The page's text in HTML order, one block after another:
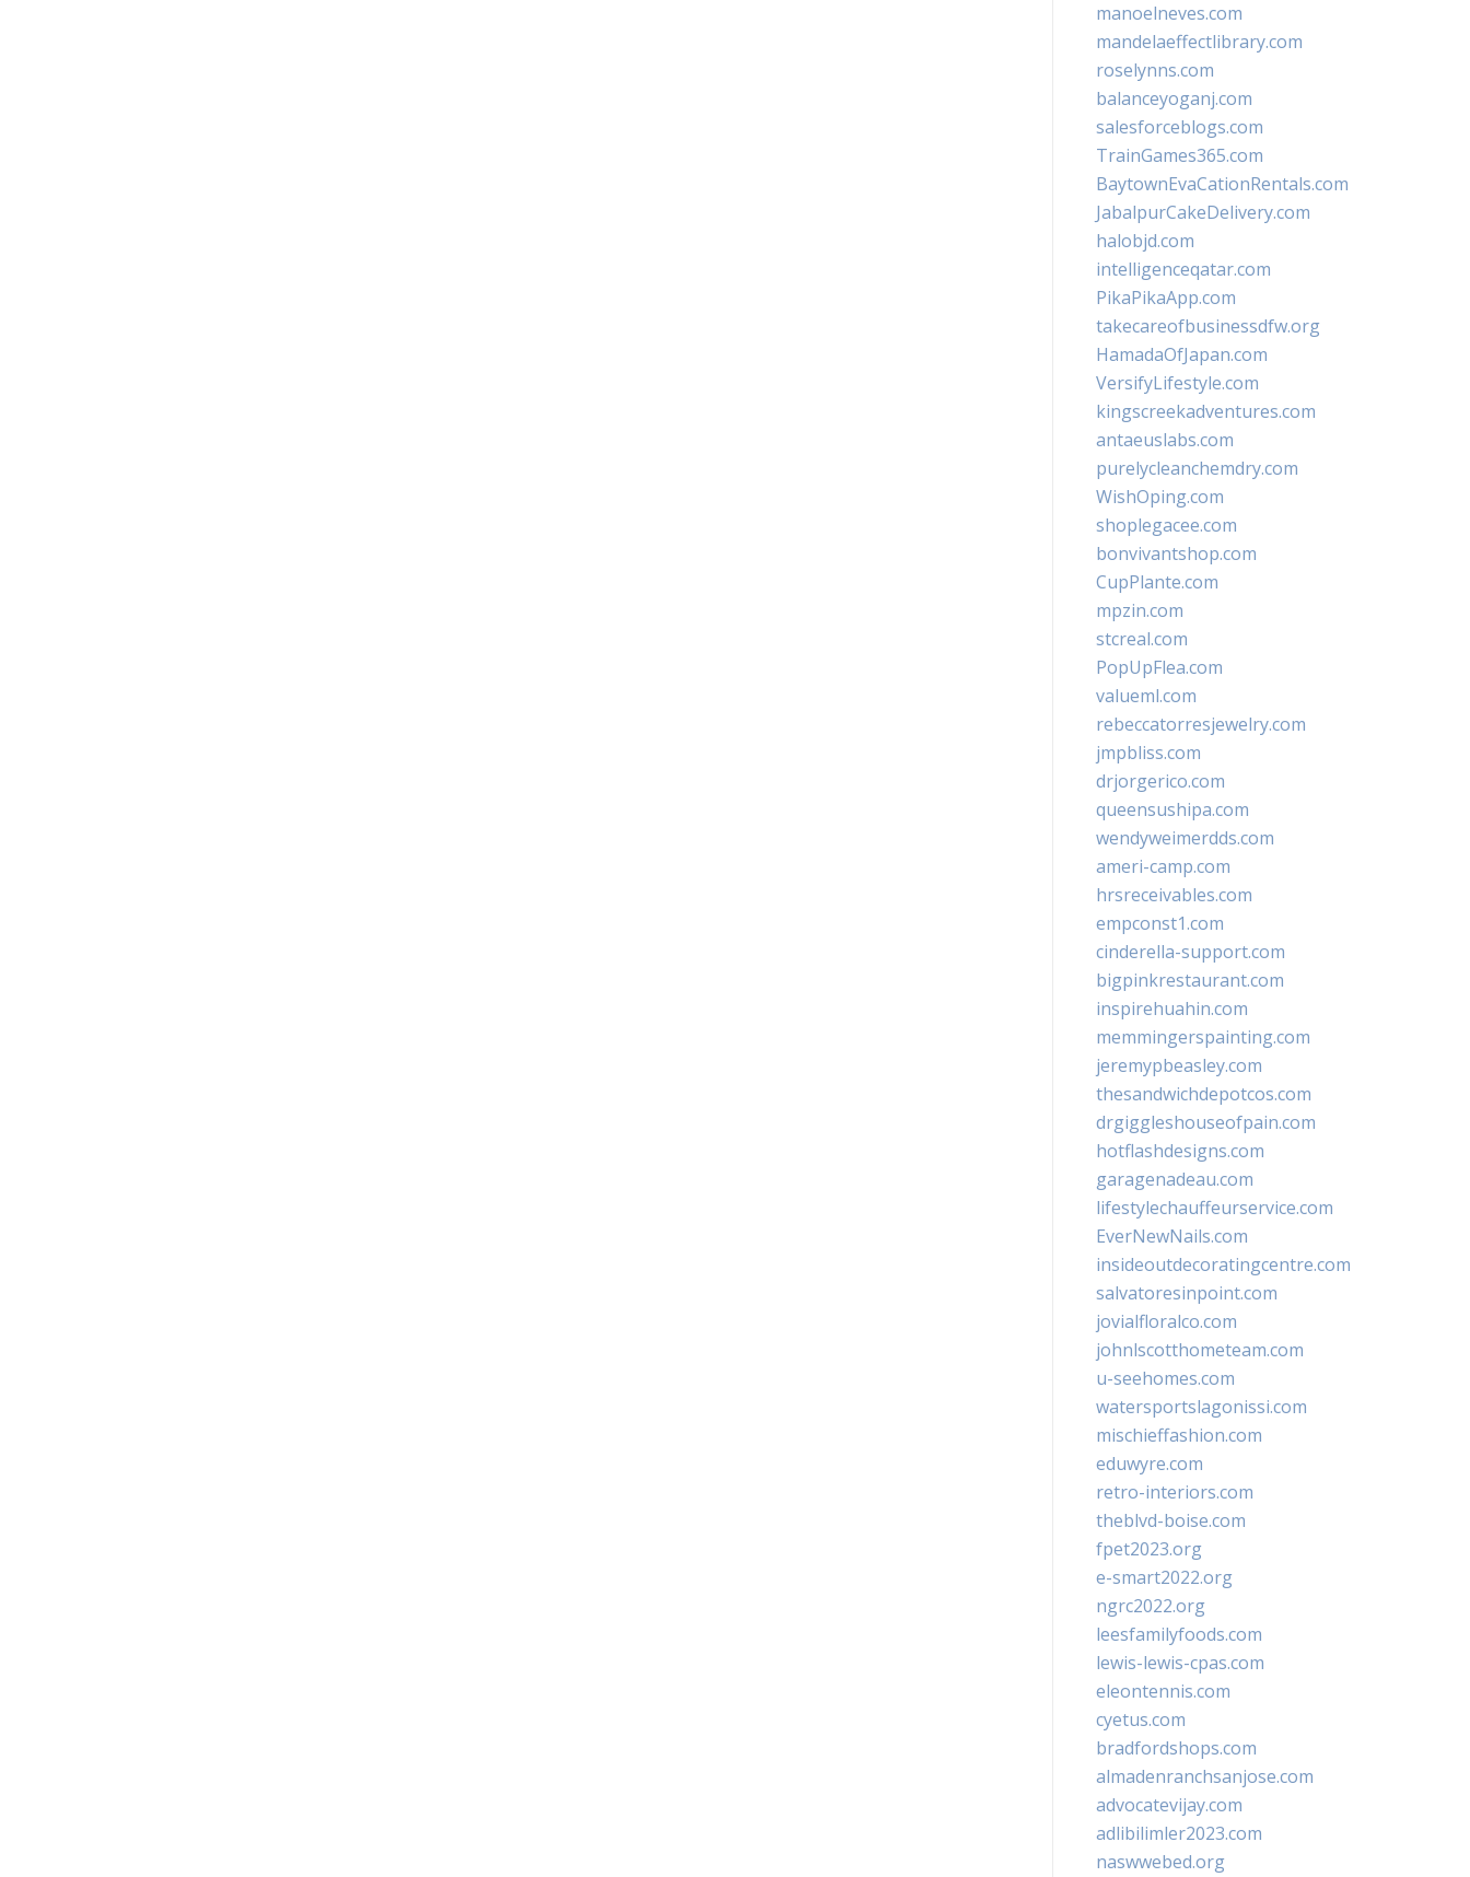
manoelneves.com
mandelaeffectlibrary.com
roselynns.com
balanceyoganj.com
salesforceblogs.com
TrainGames365.com
BaytownEvaCationRentals.com
JabalpurCakeDelivery.com
halobjd.com
intelligenceqatar.com
PikaPikaApp.com
takecareofbusinessdfw.org
HamadaOfJapan.com
VersifyLifestyle.com
kingscreekadventures.com
antaeuslabs.com
purelycleanchemdry.com
WishOping.com
shoplegacee.com
bonvivantshop.com
CupPlante.com
mpzin.com
stcreal.com
PopUpFlea.com
valueml.com
rebeccatorresjewelry.com
jmpbliss.com
drjorgerico.com
queensushipa.com
wendyweimerdds.com
ameri-camp.com
hrsreceivables.com
empconst1.com
cinderella-support.com
bigpinkrestaurant.com
inspirehuahin.com
memmingerspainting.com
jeremypbeasley.com
thesandwichdepotcos.com
drgiggleshouseofpain.com
hotflashdesigns.com
garagenadeau.com
lifestylechauffeurservice.com
EverNewNails.com
insideoutdecoratingcentre.com
salvatoresinpoint.com
jovialfloralco.com
johnlscotthometeam.com
u-seehomes.com
watersportslagonissi.com
mischieffashion.com
eduwyre.com
retro-interiors.com
theblvd-boise.com
fpet2023.org
e-smart2022.org
ngrc2022.org
leesfamilyfoods.com
lewis-lewis-cpas.com
eleontennis.com
cyetus.com
bradfordshops.com
almadenranchsanjose.com
advocatevijay.com
adlibilimler2023.com
naswwebed.org